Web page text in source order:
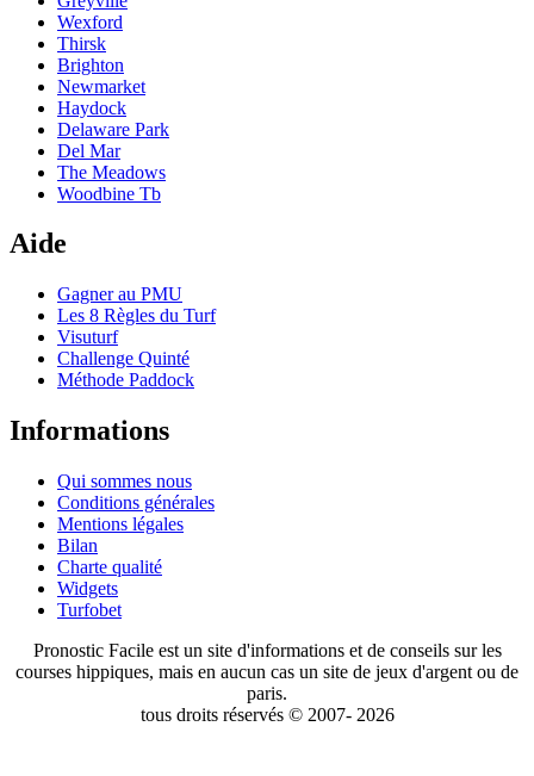
Wexford
Thirsk
Brighton
Newmarket
Haydock
Delaware Park
Del Mar
The Meadows
Woodbine Tb
Aide
Gagner au PMU
Les 8 Règles du Turf
Visuturf
Challenge Quinté
Méthode Paddock
Informations
Qui sommes nous
Conditions générales
Mentions légales
Bilan
Charte qualité
Widgets
Turfobet
Pronostic Facile est un site d'informations et de conseils sur les
courses hippiques, mais en aucun cas un site de jeux d'argent ou de
paris.
tous droits réservés © 2007- 2026